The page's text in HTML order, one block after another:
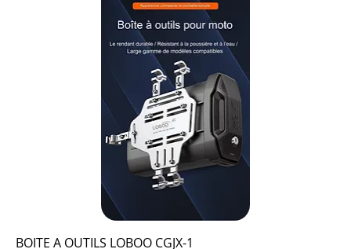
BOITE A OUTILS LOBOO CGJX-1